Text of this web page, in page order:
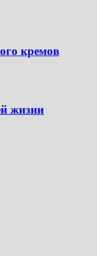
кремов
жизни